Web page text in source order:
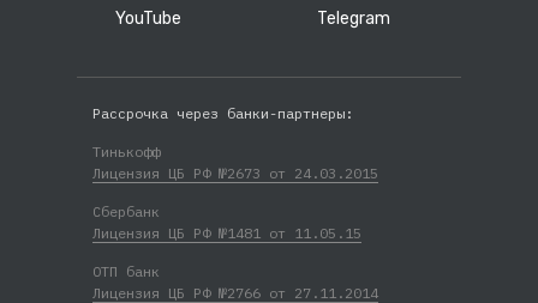
YouTube Telegram
Рассрочка через банки-партнеры:
Тинькофф
Лицензия ЦБ РФ №2673 от 24.03.2015
ОТП банк
Лицензия ЦБ РФ №2766 от 27.11.2014
Сбербанк
Лицензия ЦБ РФ №1481 от 11.05.15